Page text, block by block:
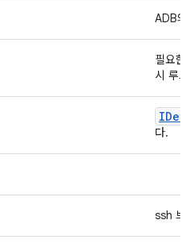
ADB의
필요한
시 루트
다.
ssh 브